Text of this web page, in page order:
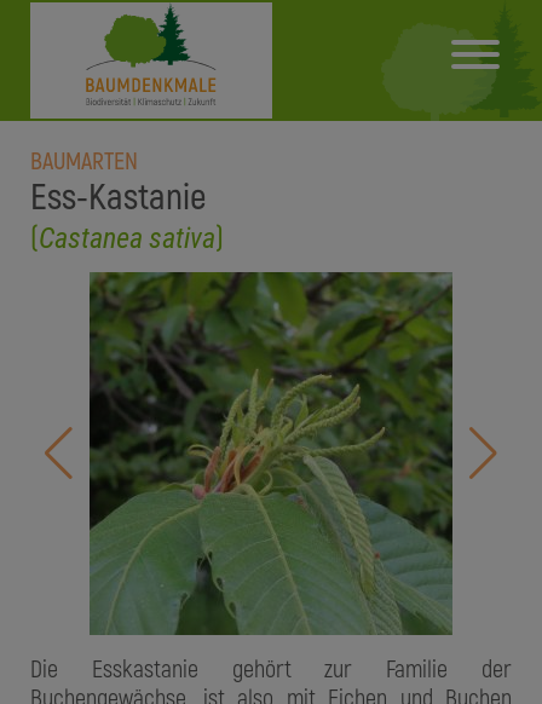
BAUMARTEN
Ess-Kastanie
(Castanea sativa)
Die Esskastanie gehört zur Familie der
Buchengewächse, ist also mit Eichen und Buchen